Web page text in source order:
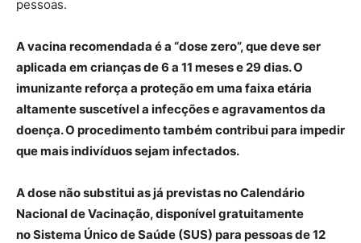
pessoas.
A vacina recomendada é a “dose zero”, que deve ser
aplicada em crianças de 6 a 11 meses e 29 dias. O
imunizante reforça a proteção em uma faixa etária
altamente suscetível a infecções e agravamentos da
doença. O procedimento também contribui para impedir
que mais indivíduos sejam infectados.
A dose não substitui as já previstas no Calendário
Nacional de Vacinação, disponível gratuitamente
no Sistema Único de Saúde (SUS) para pessoas de 12